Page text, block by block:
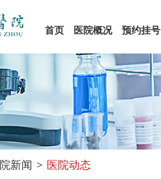
首页 医院概况 预约挂号
新闻 医院动态